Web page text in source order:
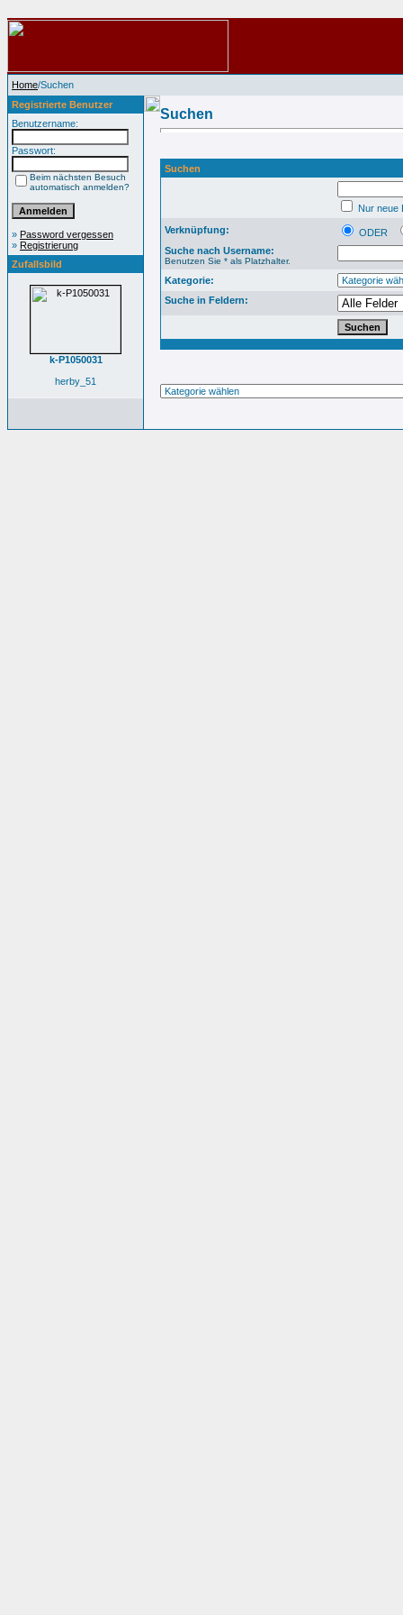
Home/Suchen
Registrierte Benutzer
Benutzername:
Passwort:
Beim nächsten Besuch
automatisch anmelden?
» Password vergessen
» Registrierung
Zufallsbild
k-P1050031
herby_51
Suchen
Suchen
Nur neue
Verknüpfung:
ODER
Suche nach Username:
Benutzen Sie * als Platzhalter.
Kategorie:
Suche in Feldern: